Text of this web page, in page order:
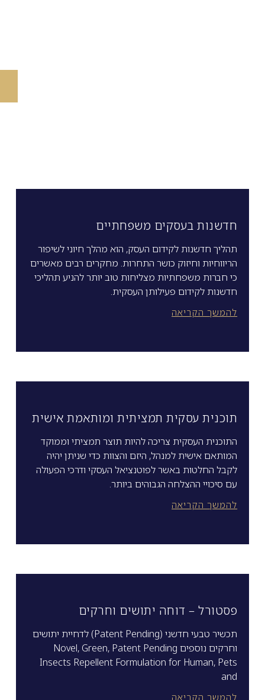
חדשנות בעסקים משפחתיים
תהליך חדשנות לקידום העסק, הוא מהלך חיוני לשיפור
הריווחיות וחיזוק כושר התחרות. מחקרים רבים מאשרים
כי חברות משפחתיות מצליחות טוב יותר להניע תהליכי
חדשנות לקידום פעילותן העסקית.
להמשך הקריאה
תוכנית עסקית תמציתית ומותאמת אישית
התוכנית העסקית צריכה להיות תוצר תמציתי וממוקד
המותאם אישית למנהל, היזם והצוות כדי שניתן יהיה
לקבל החלטות באשר לפוטנציאל העסקי ודרכי הפעולה
עם סיכויי ההצלחה הגבוהים ביותר.
להמשך הקריאה
פסטורל – דוחה יתושים וחרקים
תכשיר טבעי חדשני (Patent Pending) לדחיית יתושים
וחרקים נוספים Novel, Green, Patent Pending
Insects Repellent Formulation for Human, Pets
and
להמשך הקריאה